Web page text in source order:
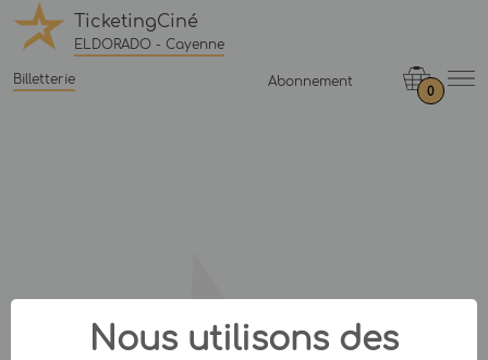
TicketingCiné
ELDORADO - Cayenne
Billetterie Abonnement
0
Nous utilisons des